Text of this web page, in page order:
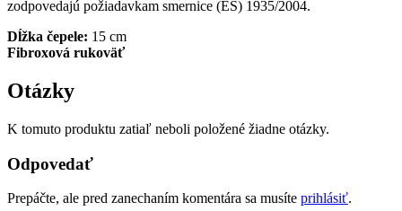
zodpovedajú požiadavkam smernice (ES) 1935/2004.
Dĺžka čepele: 15 cm
Fibroxová rukoväť
Otázky
K tomuto produktu zatiaľ neboli položené žiadne otázky.
Odpovedať
Prepáčte, ale pred zanechaním komentára sa musíte prihlásiť.